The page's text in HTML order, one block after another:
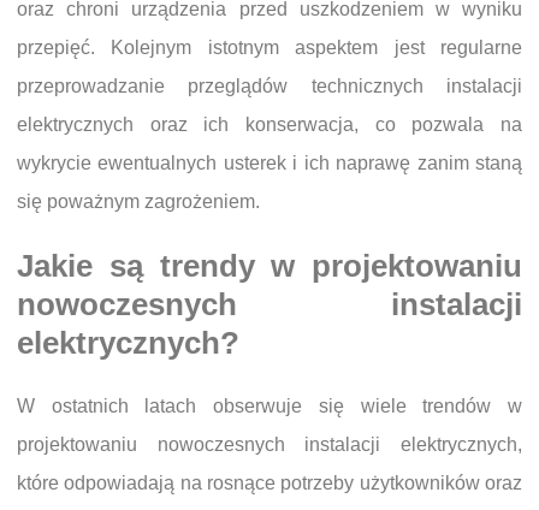
oraz chroni urządzenia przed uszkodzeniem w wyniku
przepięć. Kolejnym istotnym aspektem jest regularne
przeprowadzanie przeglądów technicznych instalacji
elektrycznych oraz ich konserwacja, co pozwala na
wykrycie ewentualnych usterek i ich naprawę zanim staną
się poważnym zagrożeniem.
Jakie są trendy w projektowaniu
nowoczesnych instalacji
elektrycznych?
W ostatnich latach obserwuje się wiele trendów w
projektowaniu nowoczesnych instalacji elektrycznych,
które odpowiadają na rosnące potrzeby użytkowników oraz